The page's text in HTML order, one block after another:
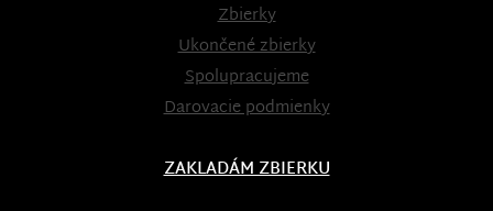
Zbierky
Ukončené zbierky
Spolupracujeme
Darovacie podmienky
ZAKLADÁM ZBIERKU